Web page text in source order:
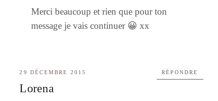
Merci beaucoup et rien que pour ton
message je vais continuer 😀 xx
29 DÉCEMBRE 2015
Lorena
RÉPONDRE